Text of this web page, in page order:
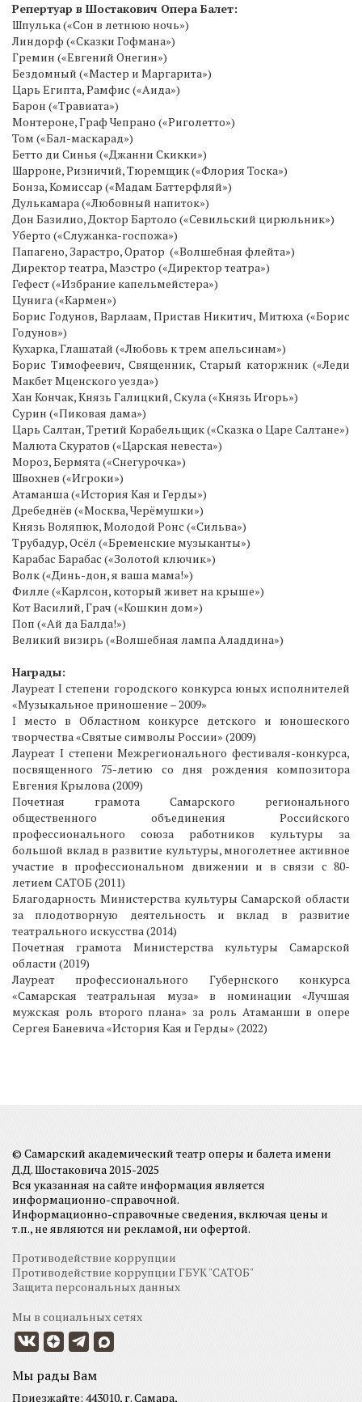
Репертуар в Шостакович Опера Балет:
Шпулька («Сон в летнюю ночь»)
Линдорф («Сказки Гофмана»)
Гремин («Евгений Онегин»)
Бездомный («Мастер и Маргарита»)
Царь Египта, Рамфис («Аида»)
Барон («Травиата»)
Монтероне, Граф Чепрано («Риголетто»)
Том («Бал-маскарад»)
Бетто ди Синья («Джанни Скикки»)
Шарроне, Ризничий, Тюремщик («Флория Тоска»)
Бонза, Комиссар («Мадам Баттерфляй»)
Дулькамара («Любовный напиток»)
Дон Базилио, Доктор Бартоло («Севильский цирюльник»)
Уберто («Служанка-госпожа»)
Папагено, Зарастро, Оратор («Волшебная флейта»)
Директор театра, Маэстро («Директор театра»)
Гефест («Избрание капельмейстера»)
Цунига («Кармен»)
Борис Годунов, Варлаам, Пристав Никитич, Митюха («Борис
Годунов»)
Кухарка, Глашатай («Любовь к трем апельсинам»)
Борис Тимофеевич, Священник, Старый каторжник («Леди
Макбет Мценского уезда»)
Хан Кончак, Князь Галицкий, Скула («Князь Игорь»)
Сурин («Пиковая дама»)
Царь Салтан, Третий Корабельщик («Сказка о Царе Салтане»)
Малюта Скуратов («Царская невеста»)
Мороз, Бермята («Снегурочка»)
Швохнев («Игроки»)
Атаманша («История Кая и Герды»)
Дребеднёв («Москва, Черёмушки»)
Князь Воляпюк, Молодой Ронс («Сильва»)
Трубадур, Осёл («Бременские музыканты»)
Карабас Барабас («Золотой ключик»)
Волк («Динь-дон, я ваша мама!»)
Филле («Карлсон, который живет на крыше»)
Кот Василий, Грач («Кошкин дом»)
Поп («Ай да Балда!»)
Великий визирь («Волшебная лампа Аладдина»)
Награды:
Лауреат I степени городского конкурса юных исполнителей
«Музыкальное приношение – 2009»
I место в Областном конкурсе детского и юношеского
творчества «Святые символы России» (2009)
Лауреат I степени Межрегионального фестиваля-конкурса,
посвященного 75-летию со дня рождения композитора
Евгения Крылова (2009)
Почетная грамота Самарского регионального
общественного объединения Российского
профессионального союза работников культуры за
большой вклад в развитие культуры, многолетнее активное
участие в профессиональном движении и в связи с 80-
летием САТОБ (2011)
Благодарность Министерства культуры Самарской области
за плодотворную деятельность и вклад в развитие
театрального искусства (2014)
Почетная грамота Министерства культуры Самарской
области (2019)
Лауреат профессионального Губернского конкурса
«Самарская театральная муза» в номинации «Лучшая
мужская роль второго плана» за роль Атаманши в опере
Сергея Баневича «История Кая и Герды» (2022)
© Самарский академический театр оперы и балета имени
Д.Д. Шостаковича 2015-2025
Вся указанная на сайте информация является
информационно-справочной.
Информационно-справочные сведения, включая цены и
т.п., не являются ни рекламой, ни офертой.
Противодействие коррупции
Противодействие коррупции ГБУК "САТОБ"
Защита персональных данных
Мы в социальных сетях
Мы рады Вам
Приезжайте: 443010, г. Самара,